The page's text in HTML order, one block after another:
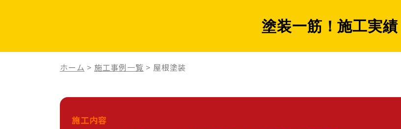
塗装一筋！施工実績
ホーム > 施工事例一覧 > 屋根塗装
施工内容